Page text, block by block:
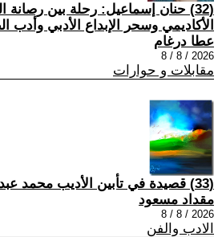
(32) حنان إسماعيل: رحلة بين رصانة
الأكاديمي وسحر الإبداع الأدبي وأدب
عطا درغام
2026 / 8 / 8
مقابلات و حوارات
(33) قصيدة في تأبين الأديب محمد عبد حسن
مقداد مسعود
2026 / 8 / 8
الادب والفن